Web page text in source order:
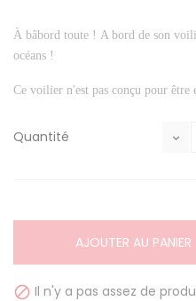
À bâbord toute ! A bord de son
océans !
Ce voilier n'est pas conçu pour être
Quantité
AJOUTER AU PANIER
 Il n'y a pas assez de